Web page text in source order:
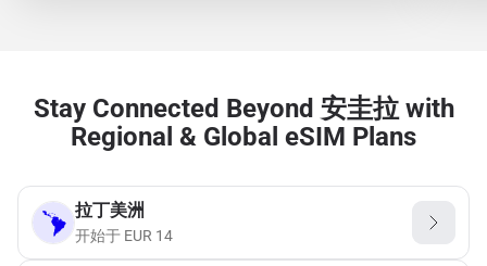
Stay Connected Beyond 安圭拉 with
Regional & Global eSIM Plans
拉丁美洲
开始于 EUR 14